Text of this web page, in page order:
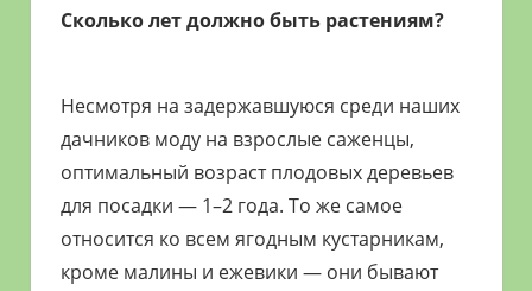
Сколько лет должно быть растениям?
Несмотря на задержавшуюся среди наших
дачников моду на взрослые саженцы,
оптимальный возраст плодовых деревьев
для посадки — 1–2 года. То же самое
относится ко всем ягодным кустарникам,
кроме малины и ежевики — они бывают